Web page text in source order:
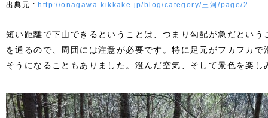
http://onagawa-kikkake.jp/blog/category/三河/page/2
短い距離で下山できるということは、つまり勾配が急だとい
を通るので、周囲には注意が必要です。特に足元がフカフカ
そうになることもありました。澄んだ空気、そして景色を楽